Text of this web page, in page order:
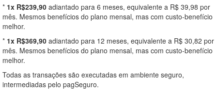
* 1x R$239,90 adiantado para 6 meses, equivalente a R$ 39,98 por
mês. Mesmos benefícios do plano mensal, mas com custo-benefício
melhor.
* 1x R$369,90 adiantado para 12 meses, equivalente a R$ 30,82 por
mês. Mesmos benefícios do plano mensal, mas com custo-benefício
melhor.
Todas as transações são executadas em ambiente seguro,
intermediadas pelo pagSeguro.